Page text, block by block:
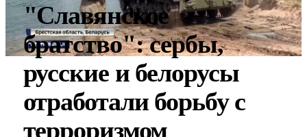
"Славянское
братство": сербы,
русские и белорусы
отработали борьбу с
терроризмом